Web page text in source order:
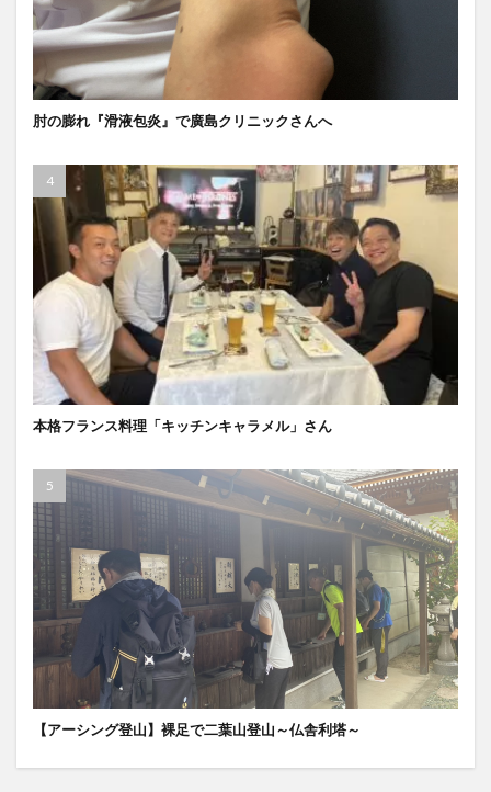
肘の膨れ『滑液包炎』で廣島クリニックさんへ
本格フランス料理「キッチンキャラメル」さん
【アーシング登山】裸足で二葉山登山～仏舎利塔～